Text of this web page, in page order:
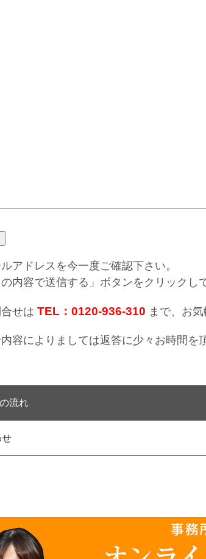
アドレスを今一度ご確認下さい。
内容で送信する」ボタンをクリックし
せは TEL：0120-936-310 まで、お気
容によりましては返答に少々お時間を
流れ
せ